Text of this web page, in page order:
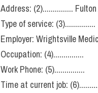
Address: (2)............... Fulton
Type of service: (3)...............
Employer: Wrightsville
Occupation: (4)...............
Work Phone: (5)...............
Time at current job: